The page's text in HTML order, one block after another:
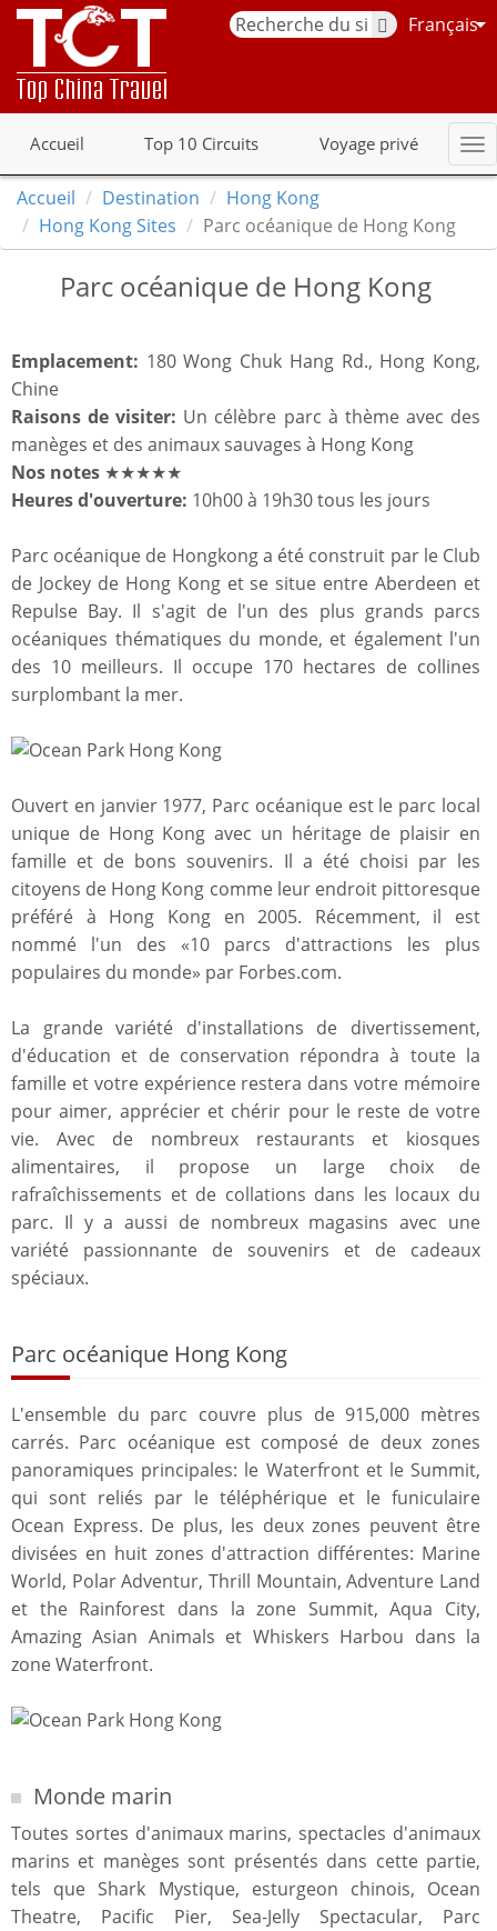
Français
Accueil Top 10 Circuits Voyage privé
Accueil Destination
Hong Kong
Hong Kong Sites
Parc océanique de Hong Kong
Parc océanique de Hong Kong
Emplacement: 180 Wong Chuk Hang Rd., Hong Kong,
Chine
Raisons de visiter: Un célèbre parc à thème avec des
manèges et des animaux sauvages à Hong Kong
Nos notes ★★★★★
Heures d'ouverture: 10h00 à 19h30 tous les jours
Parc océanique de Hongkong a été construit par le Club
de Jockey de Hong Kong et se situe entre Aberdeen et
Repulse Bay. Il s'agit de l'un des plus grands parcs
océaniques thématiques du monde, et également l'un
des 10 meilleurs. Il occupe 170 hectares de collines
surplombant la mer.
Ouvert en janvier 1977, Parc océanique est le parc local
unique de Hong Kong avec un héritage de plaisir en
famille et de bons souvenirs. Il a été choisi par les
citoyens de Hong Kong comme leur endroit pittoresque
préféré à Hong Kong en 2005. Récemment, il est
nommé l'un des «10 parcs d'attractions les plus
populaires du monde» par Forbes.com.
La grande variété d'installations de divertissement,
d'éducation et de conservation répondra à toute la
famille et votre expérience restera dans votre mémoire
pour aimer, apprécier et chérir pour le reste de votre
vie. Avec de nombreux restaurants et kiosques
alimentaires, il propose un large choix de
rafraîchissements et de collations dans les locaux du
parc. Il y a aussi de nombreux magasins avec une
variété passionnante de souvenirs et de cadeaux
spéciaux.
Parc océanique Hong Kong
L'ensemble du parc couvre plus de 915,000 mètres
carrés. Parc océanique est composé de deux zones
panoramiques principales: le Waterfront et le Summit,
qui sont reliés par le téléphérique et le funiculaire
Ocean Express. De plus, les deux zones peuvent être
divisées en huit zones d'attraction différentes: Marine
World, Polar Adventur, Thrill Mountain, Adventure Land
et the Rainforest dans la zone Summit, Aqua City,
Amazing Asian Animals et Whiskers Harbou dans la
zone Waterfront.
Monde marin
Toutes sortes d'animaux marins, spectacles d'animaux
marins et manèges sont présentés dans cette partie,
tels que Shark Mystique, esturgeon chinois, Ocean
Theatre, Pacific Pier, Sea-Jelly Spectacular, Parc